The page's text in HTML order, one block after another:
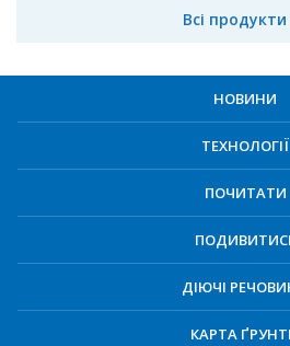
Всі продукти
НОВИНИ
ТЕХНОЛОГІЇ
ПОЧИТАТИ
ДІЮЧІ
КАРТА